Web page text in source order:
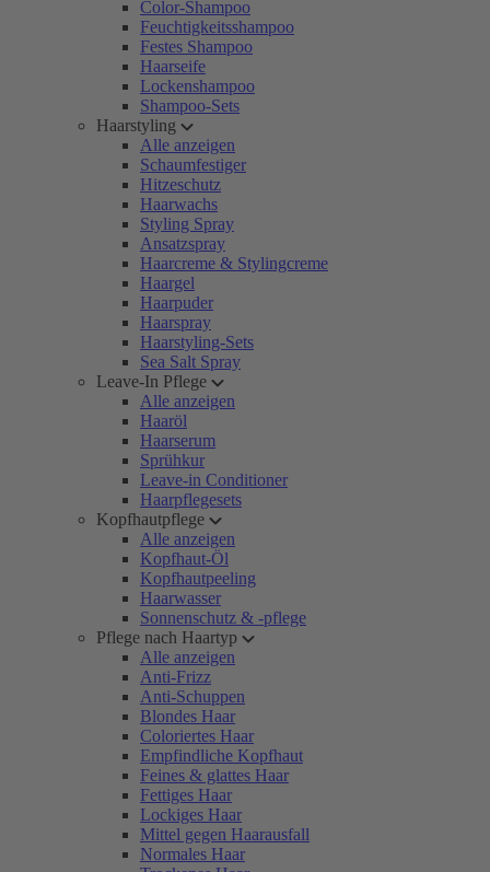
Color-Shampoo
Feuchtigkeitsshampoo
Festes Shampoo
Haarseife
Lockenshampoo
Shampoo-Sets
Haarstyling
Alle anzeigen
Schaumfestiger
Hitzeschutz
Haarwachs
Styling Spray
Ansatzspray
Haarcreme & Stylingcreme
Haargel
Haarpuder
Haarspray
Haarstyling-Sets
Sea Salt Spray
Leave-In Pflege
Alle anzeigen
Haaröl
Haarserum
Sprühkur
Leave-in Conditioner
Haarpflegesets
Kopfhautpflege
Alle anzeigen
Kopfhaut-Öl
Kopfhautpeeling
Haarwasser
Sonnenschutz & -pflege
Pflege nach Haartyp
Alle anzeigen
Anti-Frizz
Anti-Schuppen
Blondes Haar
Coloriertes Haar
Empfindliche Kopfhaut
Feines & glattes Haar
Fettiges Haar
Lockiges Haar
Mittel gegen Haarausfall
Normales Haar